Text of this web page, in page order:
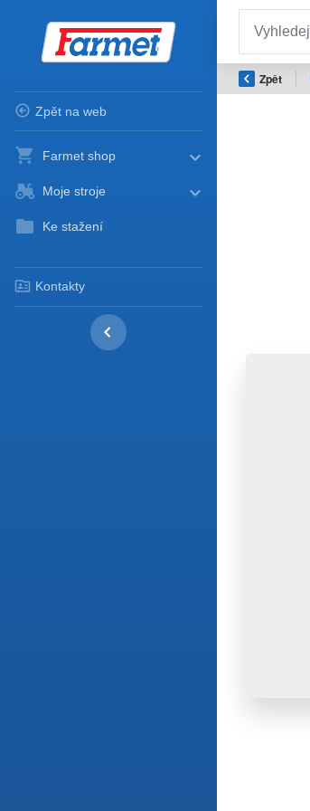
Zpět na web
Farmet shop
Moje stroje
Ke stažení
Kontakty
Zpět